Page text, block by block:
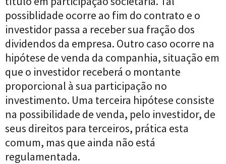
possiblidade ocorre ao fim do contrato e o
investidor passa a receber sua fração dos
dividendos da empresa. Outro caso ocorre na
hipótese de venda da companhia, situação em
que o investidor receberá o montante
proporcional à sua participação no
investimento. Uma terceira hipótese consiste
na possibilidade de venda, pelo investidor, de
seus direitos para terceiros, prática esta
comum, mas que ainda não está
regulamentada.